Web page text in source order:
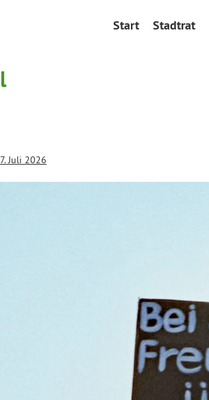
Start Stadtrat
7. Juli 2026